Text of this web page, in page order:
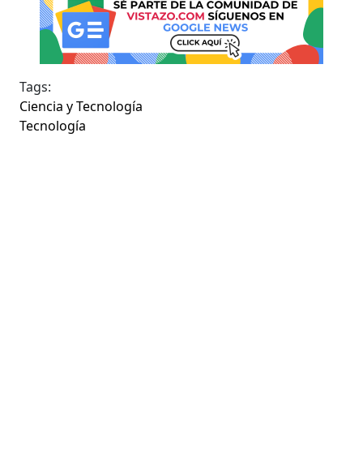
Tags:
Ciencia y Tecnología
Tecnología